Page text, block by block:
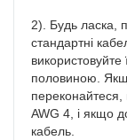
2). Будь ласка,
стандартні
половиною.
AWG 4, і якщо
кабель.